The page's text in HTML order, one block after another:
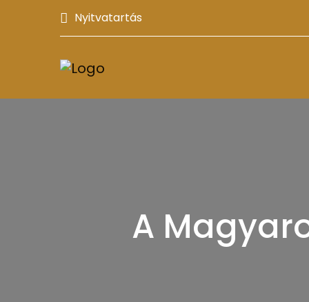
Nyitvatartás
A